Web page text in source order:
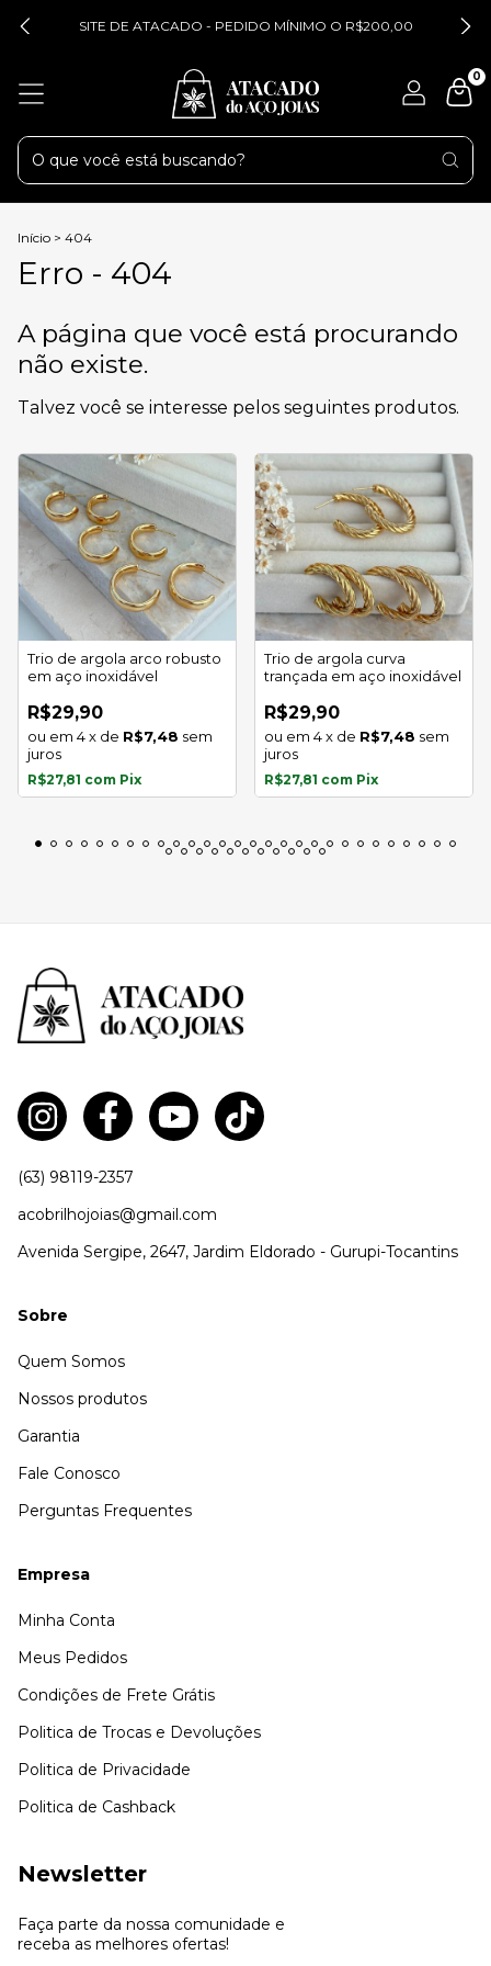
SITE DE ATACADO - PEDIDO MÍNIMO O R$200,00
0
Início > 404
Erro - 404
A página que você está procurando
não existe.
Talvez você se interesse pelos seguintes produtos.
Trio de argola arco robusto
em aço inoxidável
R$29,90
4x de R$7,48 sem
juros
R$27,81 com Pix
Trio de argola curva
trançada em aço inoxidável
R$29,90
4x de R$7,48 sem
juros
R$27,81 com Pix
(63) 98119-2357
acobrilhojoias@gmail.com
Avenida Sergipe, 2647, Jardim Eldorado - Gurupi-Tocantins
Sobre
Quem Somos
Nossos produtos
Garantia
Fale Conosco
Perguntas Frequentes
Empresa
Minha Conta
Meus Pedidos
Condições de Frete Grátis
Politica de Trocas e Devoluções
Politica de Privacidade
Politica de Cashback
Newsletter
Faça parte da nossa comunidade e
receba as melhores ofertas!